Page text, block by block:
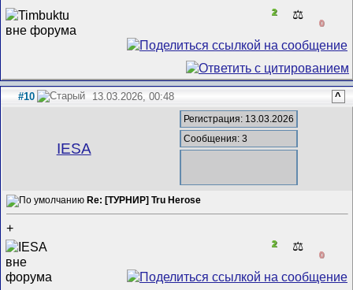
2 ⚖️
0
#10 13.03.2026, 00:48 ^
IESA
Регистрация: 13.03.2026
Сообщения: 3
Re: [ТУРНИР] Tru Herose
+
2 ⚖️
0